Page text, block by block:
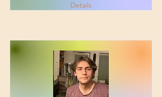
Details